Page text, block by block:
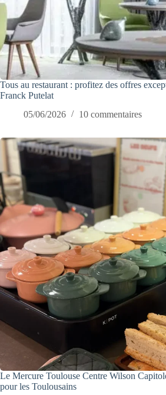
Tous au restaurant : profitez des offres
Franck Putelat
05/06/2026
10 commentaires
Le Mercure Toulouse Centre Wilson
pour les Toulousains